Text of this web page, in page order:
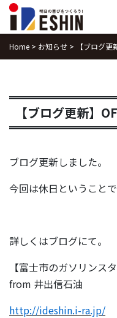
Skip
content
Home > お知らせ > 【ブログ
【ブログ更新】
ブログ更新しました。
今回は休日ということ
詳しくはブログにて。
【富士市のガソリンス
from 井出信石油
http://ideshin.i-ra.jp/